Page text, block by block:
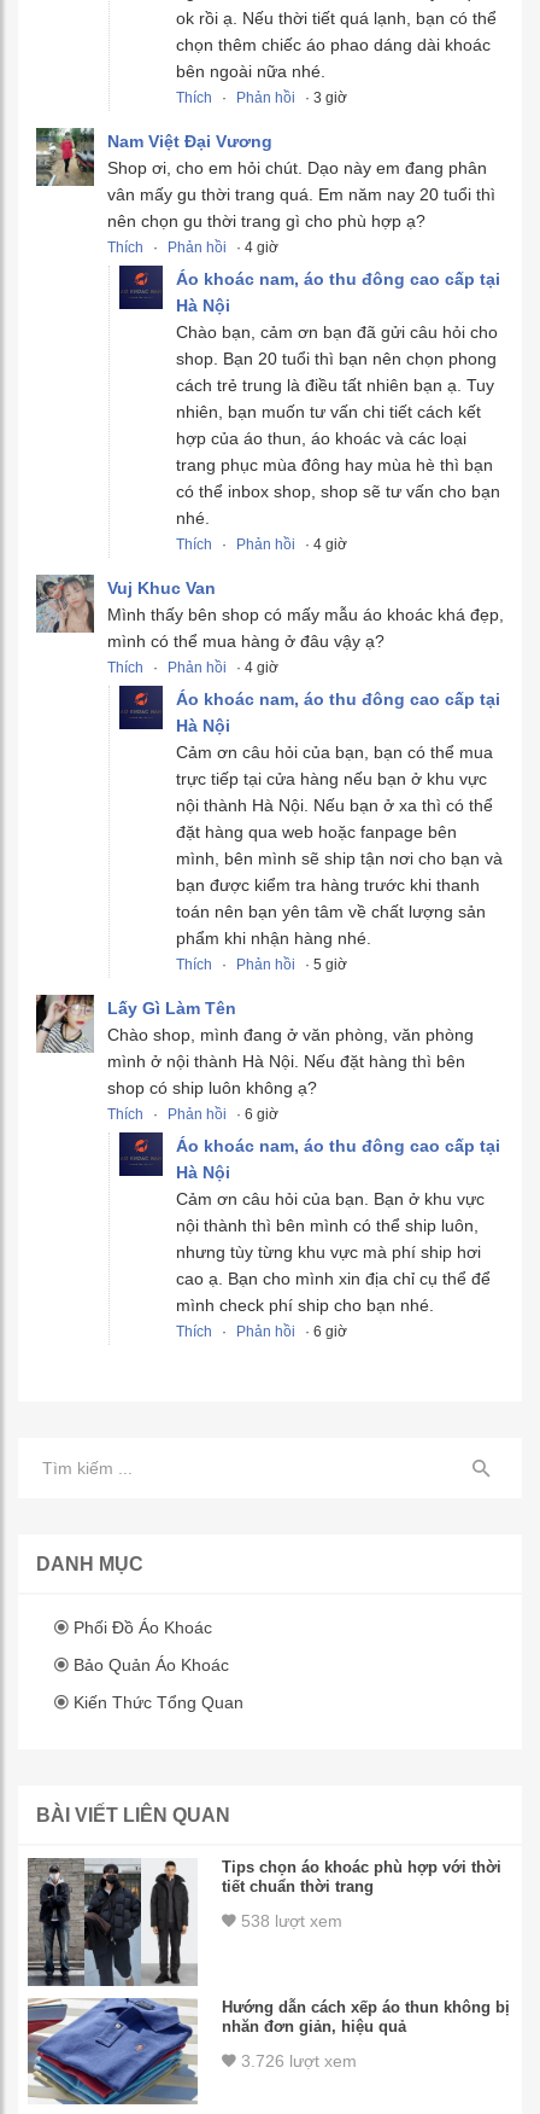
ok rồi ạ. Nếu thời tiết quá lạnh, bạn có thể
chọn thêm chiếc áo phao dáng dài khoác
bên ngoài nữa nhé.
Thích · Phản hồi · 3 giờ
Nam Việt Đại Vương
Shop ơi, cho em hỏi chút. Dạo này em đang phân
vân mấy gu thời trang quá. Em năm nay 20 tuổi thì
nên chọn gu thời trang gì cho phù hợp ạ?
Thích · Phản hồi · 4 giờ
Áo khoác nam, áo thu đông cao cấp tại
Hà Nội
Chào bạn, cảm ơn bạn đã gửi câu hỏi cho
shop. Bạn 20 tuổi thì bạn nên chọn phong
cách trẻ trung là điều tất nhiên bạn ạ. Tuy
nhiên, bạn muốn tư vấn chi tiết cách kết
hợp của áo thun, áo khoác và các loại
trang phục mùa đông hay mùa hè thì bạn
có thể inbox shop, shop sẽ tư vấn cho bạn
nhé.
Thích · Phản hồi · 4 giờ
Vuj Khuc Van
Mình thấy bên shop có mấy mẫu áo khoác khá đẹp,
mình có thể mua hàng ở đâu vậy ạ?
Thích · Phản hồi · 4 giờ
Áo khoác nam, áo thu đông cao cấp tại
Hà Nội
Cảm ơn câu hỏi của bạn, bạn có thể mua
trực tiếp tại cửa hàng nếu bạn ở khu vực
nội thành Hà Nội. Nếu bạn ở xa thì có thể
đặt hàng qua web hoặc fanpage bên
mình, bên mình sẽ ship tận nơi cho bạn và
bạn được kiểm tra hàng trước khi thanh
toán nên bạn yên tâm về chất lượng sản
phẩm khi nhận hàng nhé.
Thích · Phản hồi · 5 giờ
Lấy Gì Làm Tên
Chào shop, mình đang ở văn phòng, văn phòng
mình ở nội thành Hà Nội. Nếu đặt hàng thì bên
shop có ship luôn không ạ?
Thích · Phản hồi · 6 giờ
Áo khoác nam, áo thu đông cao cấp tại
Hà Nội
Cảm ơn câu hỏi của bạn. Bạn ở khu vực
nội thành thì bên mình có thể ship luôn,
nhưng tùy từng khu vực mà phí ship hơi
cao ạ. Bạn cho mình xin địa chỉ cụ thể để
mình check phí ship cho bạn nhé.
Thích · Phản hồi · 6 giờ
DANH MỤC
Phối Đồ Áo Khoác
Bảo Quản Áo Khoác
Kiến Thức Tổng Quan
BÀI VIẾT LIÊN QUAN
Tips chọn áo khoác phù hợp với thời
tiết chuẩn thời trang
538 lượt xem
Hướng dẫn cách xếp áo thun không bị
nhăn đơn giản, hiệu quả
3.726 lượt xem